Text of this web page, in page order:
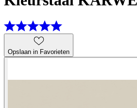
Opslaan in Favorieten